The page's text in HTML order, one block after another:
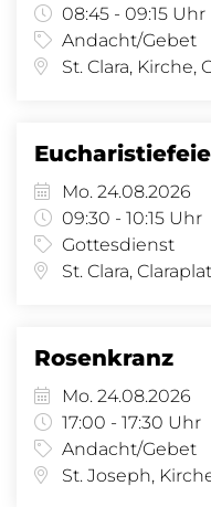
08:45 - 09:15 Uhr
Andacht/Gebet
St. Clara, Kirche,
Mo. 24.08.2026
09:30 - 10:15 Uhr
Gottesdienst
St. Clara,
Rosenkranz
Mo. 24.08.2026
17:00 - 17:30 Uhr
Andacht/Gebet
St. Joseph,